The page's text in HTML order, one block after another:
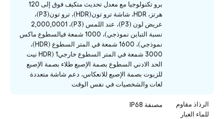
برو تكنولوجيا مع معدل تحديث متكيف فوق إلى 120
هرتز، HDR، شاشة ترو تون(HDR)، ترو تون(P3)،
عريض لون (P3)، عند اللمس (P3)، 2,000,0001
نسبة التباين نموذجي)، 1000 شمعة فيالسطوع ماكس
نموذجي)، 1600 شمعة في المتر السطوع (HDR)،
3000 شمعة في المتر السطوع خارجيHDR) 1 نيت
الحد الادني السطوع بصمة الإصبع طلاء بصمة الإصبع
للزيوت بصمة الإصبع للانعكاس، دعم شاشة متعددة
لغات والشخصيات في نفس الوقت
الرذاذ مقاوم
للماء الغبار
مصنفة IP68